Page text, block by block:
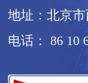
地址：北京
电话： 86 10